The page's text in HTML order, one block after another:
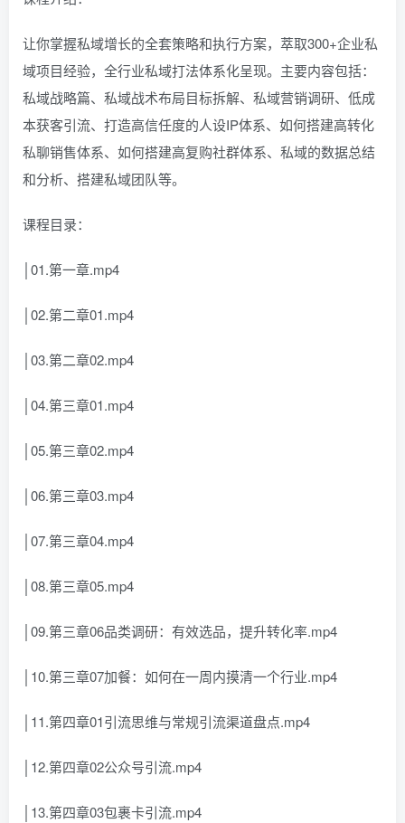
让你掌握私域增长的全套策略和执行方案，萃取300+企业私
域项目经验，全行业私域打法体系化呈现。主要内容包括：
私域战略篇、私域战术布局目标拆解、私域营销调研、低成
本获客引流、打造高信任度的人设IP体系、如何搭建高转化
私聊销售体系、如何搭建高复购社群体系、私域的数据总结
和分析、搭建私域团队等。
课程目录：
│01.第一章.mp4
│02.第二章01.mp4
│03.第二章02.mp4
│04.第三章01.mp4
│05.第三章02.mp4
│06.第三章03.mp4
│07.第三章04.mp4
│08.第三章05.mp4
│09.第三章06品类调研：有效选品，提升转化率.mp4
│10.第三章07加餐：如何在一周内摸清一个行业.mp4
│11.第四章01引流思维与常规引流渠道盘点.mp4
│12.第四章02公众号引流.mp4
│13.第四章03包裹卡引流.mp4